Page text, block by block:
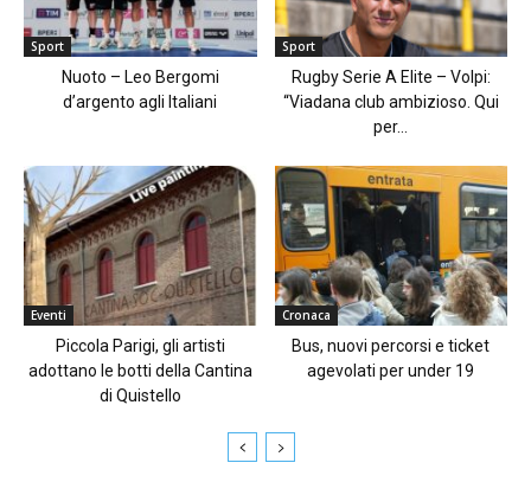
Sport
Nuoto – Leo Bergomi
d’argento agli Italiani
Sport
Rugby Serie A Elite – Volpi:
“Viadana club ambizioso. Qui
per...
Eventi
Piccola Parigi, gli artisti
adottano le botti della Cantina
di Quistello
Cronaca
Bus, nuovi percorsi e ticket
agevolati per under 19